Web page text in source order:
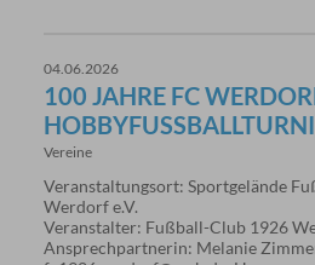
04.06.2026
100 JAHRE FC
Vereine
Veranstaltungsort: Sportgelände
Werdorf e.V.
Veranstalter: Fußball-Club 1926
Ansprechpartnerin: Melanie